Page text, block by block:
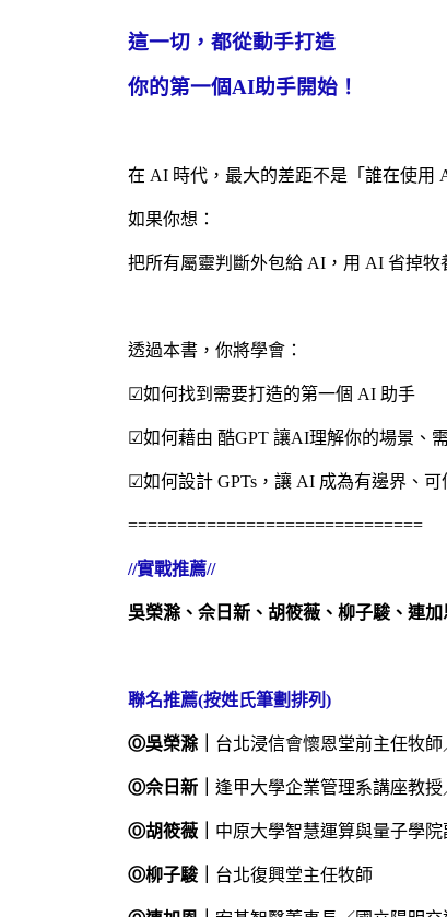
這一切，都從動手打造
你的第一個AI助手開始！
在 AI 時代，最大的差距不是「誰在使
如果你想：
把所有屬靈判斷外包給 AI，用 AI 省掉
透過本書，你將學會：
☑如何找到需要打造的第一個 AI 助手
☑如何藉由 酷GPT 讓AI理解你的場景、
☑如何設計 GPTs，讓 AI 成為有邊界、
==============================
//實戰推薦//
吳榮滁、佘日新、胡筱薇、柳子駿、連
聯名推薦(按姓氏筆劃排列)
Ⓞ吳榮滁｜ 台北浸信會懷恩堂前主任牧
Ⓞ佘日新｜ 逢甲大學企業管理系講座教
Ⓞ胡筱薇｜ 中原大學智慧運算與量子學
Ⓞ柳子駿｜ 台北復興堂主任牧師